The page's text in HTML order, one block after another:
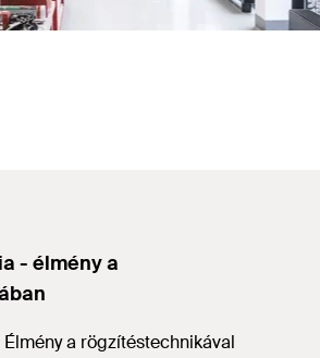
- élmény a
a rögzítéstechnikával